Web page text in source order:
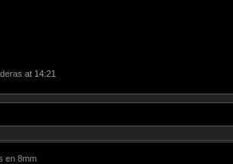
at 14:21
en 8mm